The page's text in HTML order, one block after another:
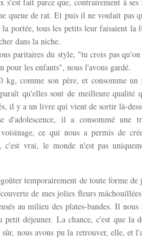
queue de rat. Et puis il ne voulait pas
portée, tous les petits leur faisaient la
dans la niche.
paritaires du style, "tu crois pas qu'on
pour les enfants", nous l'avons gardé.
kg, comme son père, et consomme un
qu'elles sont de meilleure qualité
il y a un livre qui vient de sortir là-
d'adolescence, il a consommé une
ce qui nous a permis de
c'est vrai, le monde n'est pas
temporairement de toute forme
de mes jolies fleurs
au milieu des plates-bandes. Il
déjeuner. La chance, c'est que la
sûr, nous avons pu la retrouver, elle, et